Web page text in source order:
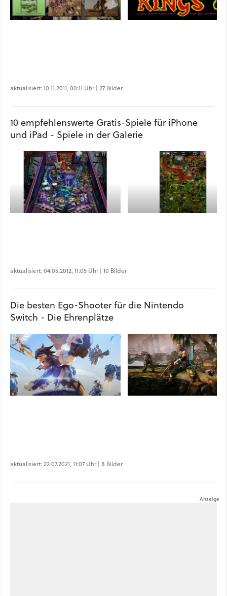
aktualisiert: 10.11.2011, 00:11 Uhr | 27 Bilder
10 empfehlenswerte Gratis-Spiele für iPhone
und iPad - Spiele in der Galerie
aktualisiert: 04.05.2012, 11:05 Uhr | 10 Bilder
Die besten Ego-Shooter für die Nintendo
Switch - Die Ehrenplätze
aktualisiert: 22.07.2021, 11:07 Uhr | 8 Bilder